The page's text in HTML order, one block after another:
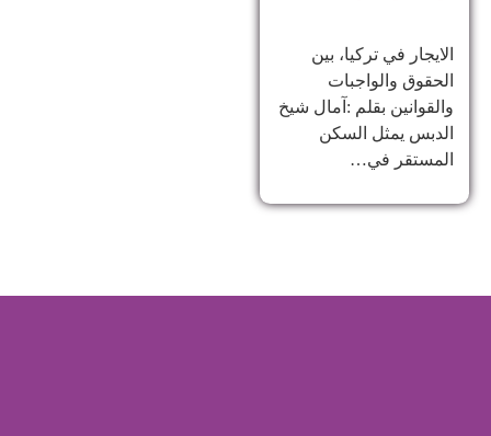
الايجار في تركيا، بين
الحقوق والواجبات
والقوانين بقلم :آمال شيخ
الدبس يمثل السكن
المستقر في…